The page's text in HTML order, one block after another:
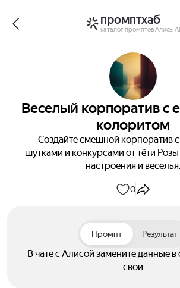
промптхаб
каталог промптов Алисы AI
Веселый корпоратив с
колоритом
Создайте смешной корпоратив
шутками и конкурсами от тёти
настроения и веселья.
0
Промпт Результат
В чате с Алисой замените данные в
свои